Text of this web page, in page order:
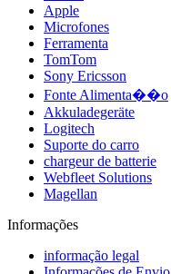
Apple
Microfones
Ferramenta
TomTom
Sony Ericsson
Fonte Alimenta��o
Akkuladegeräte
Logitech
Suporte do carro
chargeur de batterie
Webfleet Solutions
Magellan
Informações
informação legal